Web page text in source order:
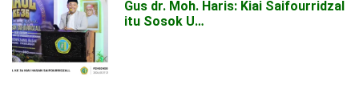
Gus dr. Moh. Haris: Kiai Saifourridzal
itu Sosok U…